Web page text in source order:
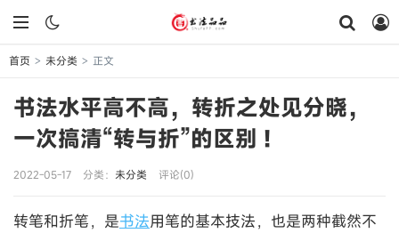
首页 > 未分类 > 正文
书法水平高不高，转折之处见分晓，
一次搞清“转与折”的区别 !
2022-05-17 分类： 未分类 评论(0)
转笔和折笔，是书法用笔的基本技法，也是两种截然不